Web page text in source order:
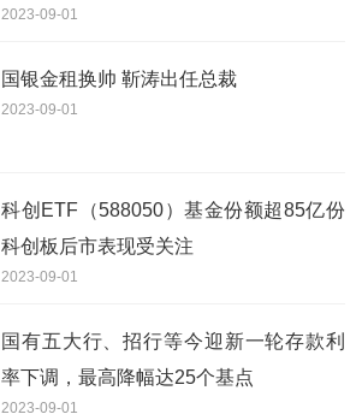
2023-09-01
国银金租换帅 靳涛出任总裁
2023-09-01
科创ETF（588050）基金份额超85亿份
科创板后市表现受关注
2023-09-01
国有五大行、招行等今迎新一轮存款利
率下调，最高降幅达25个基点
2023-09-01